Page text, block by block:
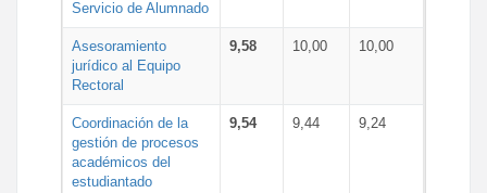
Servicio de Alumnado
Asesoramiento
jurídico al Equipo
Rectoral
9,58 10,00 10,00
Coordinación de la
gestión de procesos
académicos del
estudiantado
9,54 9,44 9,24